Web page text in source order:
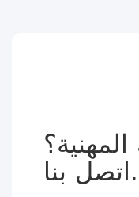
اتصل بنا.